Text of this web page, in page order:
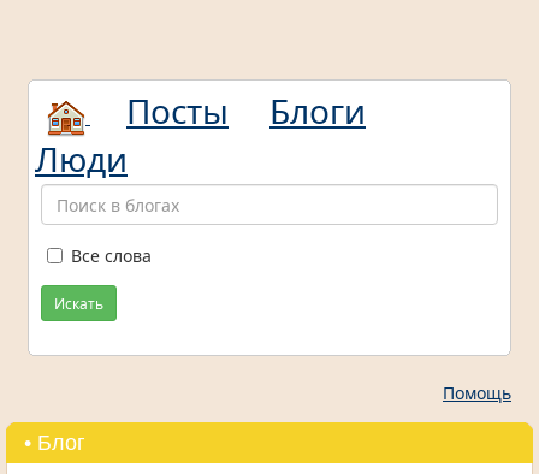
Посты
Блоги
Люди
Все слова
Искать
Помощь
• Блог